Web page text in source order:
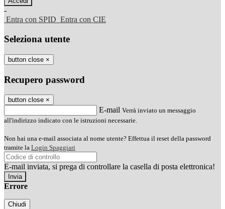
-
Entra con SPID Entra con CIE
Seleziona utente
button close ×
Recupero password
button close ×
E-mail Verrà inviato un messaggio
all'indirizzo indicato con le istruzioni necessarie.
Non hai una e-mail associata al nome utente? Effettua il reset della password
tramite la Login Spaggiari
E-mail inviata, si prega di controllare la casella di posta elettronica!
Errore
Chiudi